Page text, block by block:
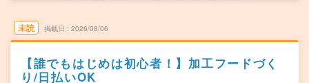
未読 掲載日 2026/08/06
【誰でもはじめは初心者！】加工フードづく
り/日払いOK